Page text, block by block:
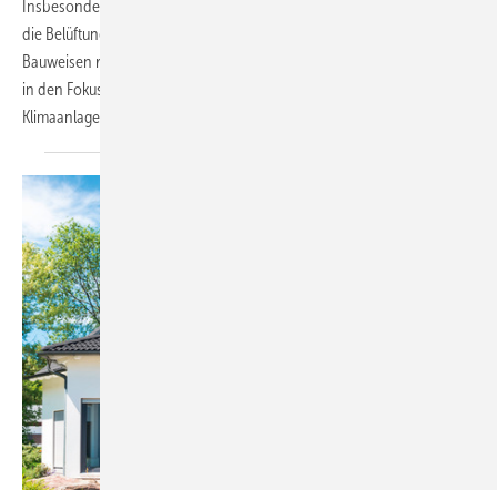
Insbesondere in gut gedämmten, energie­effizienten Gebäuden wird
die Belüftung oft vernachlässigt. Mit zunehmend nachhaltigen
Bauweisen rückt auch die Luftqualität in Innenräumen immer stärker
in den Fokus. Mit intelligenter Steuerung von Heizungs-, Lüftungs- und
Klimaanlagen wird das Raumklima gesünder und